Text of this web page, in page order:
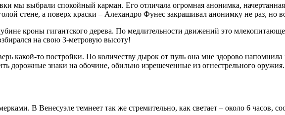
мы выбрали спокойный карман. Его отличала огромная анонимка,
стене, а поверх краски – Алехандро Фунес закрашивал анонимку не раз, но
кроны гигантского дерева. По медлительности движений это
на свою 3-метровую высоту!
какой-то постройки. По количеству дырок от пуль она мне здорово
дорожные знаки на обочине, обильно изрешеченные из огнестрельного
В Венесуэле темнеет так же стремительно, как светает – около 6 часов,